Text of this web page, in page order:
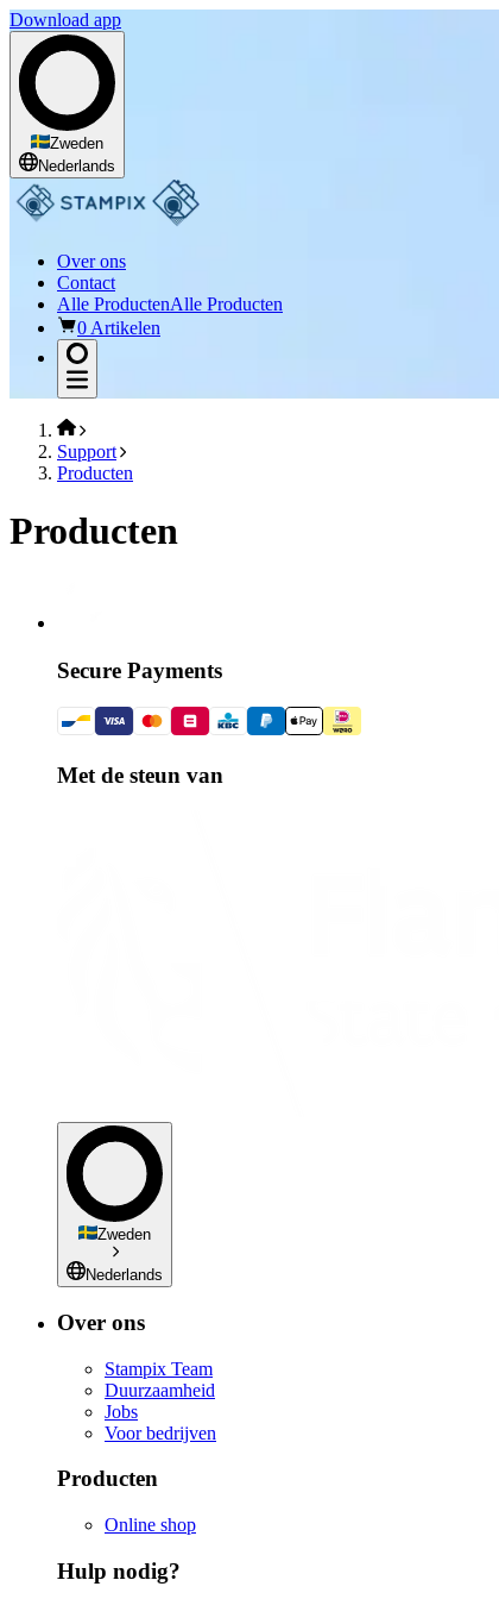
Download app
Zweden
Nederlands
Over ons
Contact
Alle ProductenAlle Producten
0 Artikelen
Support
Producten
Producten
Secure Payments
Met de steun van
Zweden
Nederlands
Over ons
Stampix Team
Duurzaamheid
Jobs
Voor bedrijven
Producten
Online shop
Hulp nodig?